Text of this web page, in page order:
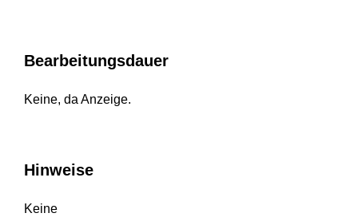
Bearbeitungsdauer
Keine, da Anzeige.
Hinweise
Keine